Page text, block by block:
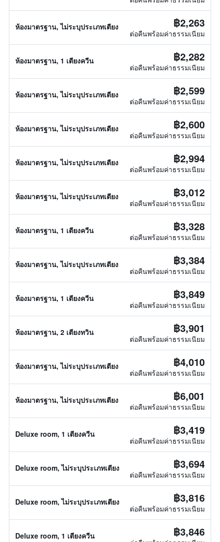
ห้องมาตรฐาน, ไม่ระบุประเภทเตียง ฿2,263
ต่อคืนพร้อมค่าธรรมเนียม
ห้องมาตรฐาน, 1 เตียงควีน ฿2,282
ต่อคืนพร้อมค่าธรรมเนียม
ห้องมาตรฐาน, ไม่ระบุประเภทเตียง ฿2,599
ต่อคืนพร้อมค่าธรรมเนียม
ห้องมาตรฐาน, ไม่ระบุประเภทเตียง ฿2,600
ต่อคืนพร้อมค่าธรรมเนียม
ห้องมาตรฐาน, ไม่ระบุประเภทเตียง ฿2,994
ต่อคืนพร้อมค่าธรรมเนียม
ห้องมาตรฐาน, ไม่ระบุประเภทเตียง ฿3,012
ต่อคืนพร้อมค่าธรรมเนียม
ห้องมาตรฐาน, 1 เตียงควีน ฿3,328
ต่อคืนพร้อมค่าธรรมเนียม
ห้องมาตรฐาน, ไม่ระบุประเภทเตียง ฿3,384
ต่อคืนพร้อมค่าธรรมเนียม
ห้องมาตรฐาน, 1 เตียงควีน ฿3,849
ต่อคืนพร้อมค่าธรรมเนียม
ห้องมาตรฐาน, 2 เตียงทวิน ฿3,901
ต่อคืนพร้อมค่าธรรมเนียม
ห้องมาตรฐาน, ไม่ระบุประเภทเตียง ฿4,010
ต่อคืนพร้อมค่าธรรมเนียม
ห้องมาตรฐาน, ไม่ระบุประเภทเตียง ฿6,001
ต่อคืนพร้อมค่าธรรมเนียม
Deluxe room, 1 เตียงควีน ฿3,419
ต่อคืนพร้อมค่าธรรมเนียม
Deluxe room, ไม่ระบุประเภทเตียง ฿3,694
ต่อคืนพร้อมค่าธรรมเนียม
Deluxe room, ไม่ระบุประเภทเตียง ฿3,816
ต่อคืนพร้อมค่าธรรมเนียม
Deluxe room, 1 เตียงควีน ฿3,846